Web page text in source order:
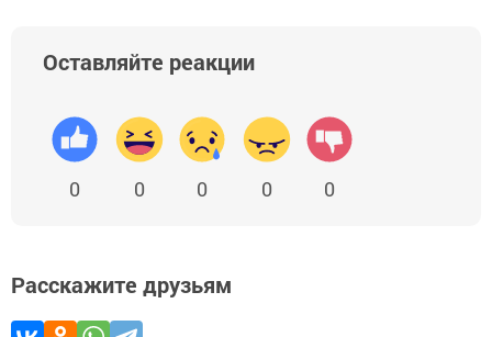
Оставляйте реакции
0 0 0 0 0
Расскажите друзьям